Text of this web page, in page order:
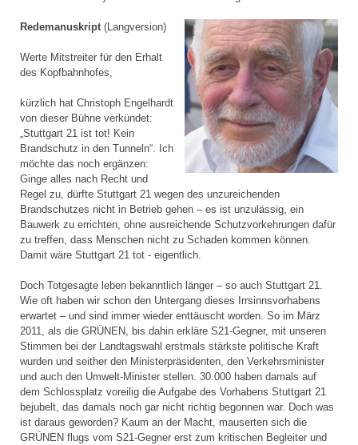
Redemanuskript (Langversion)
Werte Mitstreiter für den Erhalt
des Kopfbahnhofes,
kürzlich hat Christoph Engelhardt
von dieser Bühne verkündet:
„Stuttgart 21 ist tot! Kein
Brandschutz in den Tunneln“. Ich
möchte das noch ergänzen:
Ginge alles nach Recht und
Regel zu, dürfte Stuttgart 21 wegen des unzureichenden
Brandschutzes nicht in Betrieb gehen – es ist unzulässig, ein
Bauwerk zu errichten, ohne ausreichende Schutzvorkehrungen dafür
zu treffen, dass Menschen nicht zu Schaden kommen können.
Damit wäre Stuttgart 21 tot - eigentlich.
Doch Totgesagte leben bekanntlich länger – so auch Stuttgart 21.
Wie oft haben wir schon den Untergang dieses Irrsinnsvorhabens
erwartet – und sind immer wieder enttäuscht worden. So im März
2011, als die GRÜNEN, bis dahin erkläre S21-Gegner, mit unseren
Stimmen bei der Landtagswahl erstmals stärkste politische Kraft
wurden und seither den Ministerpräsidenten, den Verkehrsminister
und auch den Umwelt-Minister stellen. 30.000 haben damals auf
dem Schlossplatz voreilig die Aufgabe des Vorhabens Stuttgart 21
bejubelt, das damals noch gar nicht richtig begonnen war. Doch was
ist daraus geworden? Kaum an der Macht, mauserten sich die
GRÜNEN flugs vom S21-Gegner erst zum kritischen Begleiter und